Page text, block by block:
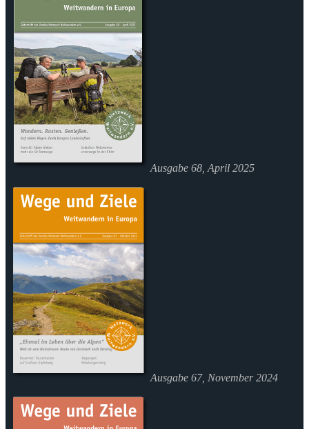
Ausgabe 68, April 2025
Ausgabe 67, November 2024